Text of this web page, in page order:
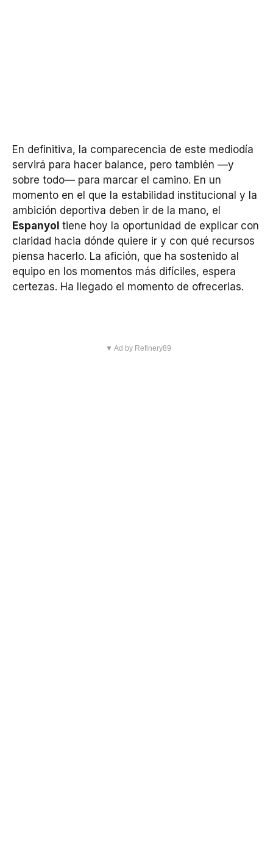
En definitiva, la comparecencia de este mediodía
servirá para hacer balance, pero también —y
sobre todo— para marcar el camino. En un
momento en el que la estabilidad institucional y la
ambición deportiva deben ir de la mano, el
Espanyol tiene hoy la oportunidad de explicar con
claridad hacia dónde quiere ir y con qué recursos
piensa hacerlo. La afición, que ha sostenido al
equipo en los momentos más difíciles, espera
certezas. Ha llegado el momento de ofrecerlas.
▼ Ad by Refinery89